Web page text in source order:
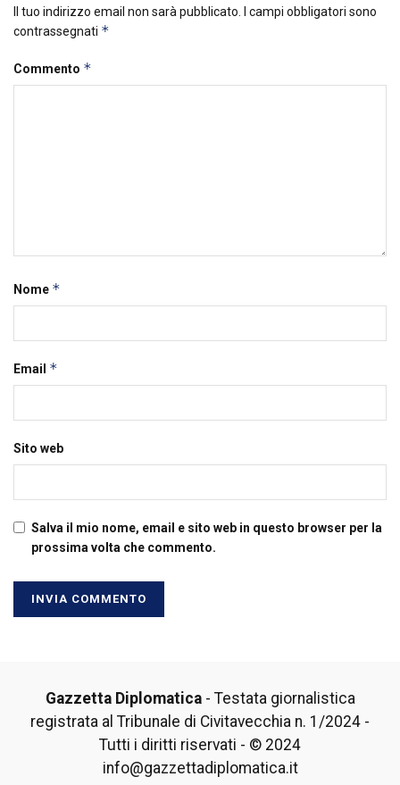
Il tuo indirizzo email non sarà pubblicato. I campi obbligatori sono
contrassegnati *
Commento *
Nome *
Email *
Sito web
Salva il mio nome, email e sito web in questo browser per la
prossima volta che commento.
Gazzetta Diplomatica- Testata giornalistica
registrata al Tribunale di Civitavecchia n. 1/2024 -
Tutti i diritti riservati - © 2024
info@gazzettadiplomatica.it